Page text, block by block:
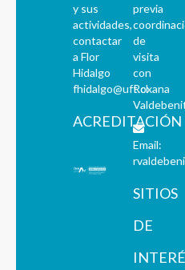
y sus
actividades,
contactar
a Flor
Hidalgo
fhidalgo@uft.cl
ACREDITACIÓN
previa
de
visita
con
Roxana
Email:
SITIOS
DE